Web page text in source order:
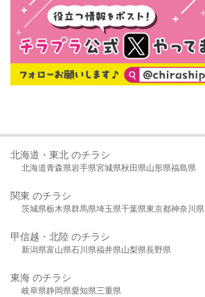
北海道・東北 のチラシ
北海道青森県岩手県宮城県秋田県山形県福島県
関東 のチラシ
茨城県栃木県群馬県埼玉県千葉県東京都神奈川県
甲信越・北陸 のチラシ
新潟県富山県石川県福井県山梨県長野県
東海 のチラシ
岐阜県静岡県愛知県三重県